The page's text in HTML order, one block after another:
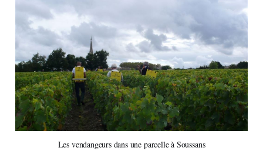
Les vendangeurs dans une parcelle à Soussans